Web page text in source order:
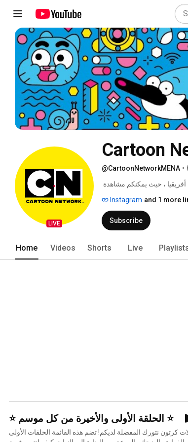
LIVE
Cartoon
@CartoonNetworkMENA •
Instagram and 1 more
Subscribe
Home Videos Shorts Live
⭐️ الحلقة الأولى والأخيرة من كل موسم ⭐️
كرتون نتورك المفضلة لديكم! تضم هذه القائمة الحلقات الأولى